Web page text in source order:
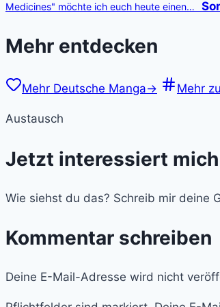
Medicines" möchte ich euch heute einen…
Mehr entdecken
Mehr Deutsche Manga→ Mehr
Austausch
Jetzt interessiert
Wie siehst du das? Schreib mir deine
Kommentar schreiben
Deine E-Mail-Adresse wird nicht